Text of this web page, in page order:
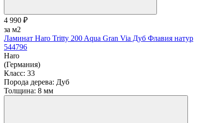
4 990 ₽
за м2
Ламинат Haro Tritty 200 Aqua Gran Via Дуб Флавия натур
544796
Haro
(Германия)
Класс: 33
Порода дерева: Дуб
Толщина: 8 мм